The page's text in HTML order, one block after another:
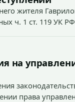
жителя
ч. 1 ст. 119 УК РФ
на
права